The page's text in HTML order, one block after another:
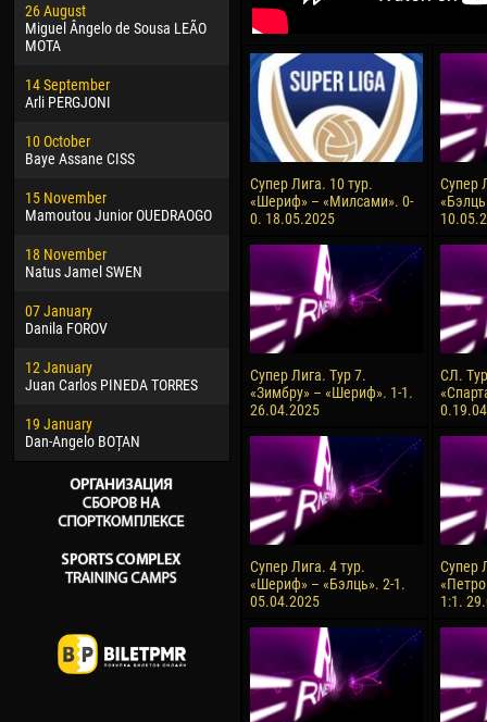
26 August
Miguel Ângelo de Sousa LEÃO
MOTA
14 September
Arli PERGJONI
10 October
Baye Assane CISS
15 November
Mamoutou Junior OUEDRAOGO
18 November
Natus Jamel SWEN
07 January
Danila FOROV
12 January
Juan Carlos PINEDA TORRES
19 January
Dan-Angelo BOȚAN
30 January
Dhoraso Moreo KLAS
24 February
Vladislav COSTIN
02 March
Veaceslav COZMA
09 March
Emmanuel AFETSE
Jayder Moreno ASPRILLA
22 March
Samba KONÉ
26 March
Vitor Hugo Morais de OLIVEIRA
28 March
04
13
24
15
28
10
15
Супер Лига. 10 тур.
«Шериф» – «Милсами». 0-
0. 18.05.2025
Супер
Супер Лига. Тур 7.
«Зимбру» – «Шериф». 1-1.
26.04.2025
СЛ.
Супер Лига. 4 тур.
«Шериф» – «Бэлць». 2-1.
05.04.2025
Супер
1:1.